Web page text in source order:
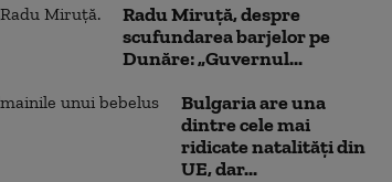
Radu Miruță, despre
scufundarea barjelor pe
Dunăre: „Guvernul...
Bulgaria are una
dintre cele mai
ridicate natalități din
UE, dar...